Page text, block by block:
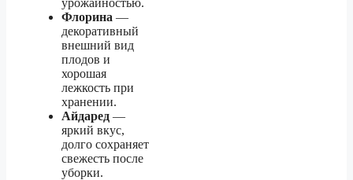
Флорина —
декоративный
внешний вид
плодов и
хорошая
лежкость при
хранении.
Айдаред —
яркий вкус,
долго сохраняет
свежесть после
уборки.